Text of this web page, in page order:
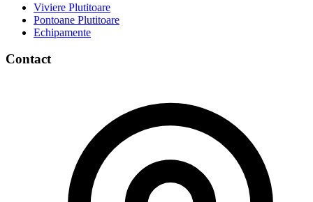
Viviere Plutitoare
Pontoane Plutitoare
Echipamente
Contact